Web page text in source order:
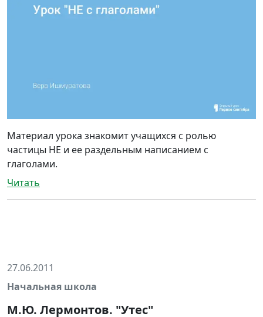
Материал урока знакомит учащихся с ролью
частицы НЕ и ее раздельным написанием с
глаголами.
Читать
27.06.2011
Начальная школа
М.Ю. Лермонтов. "Утес"